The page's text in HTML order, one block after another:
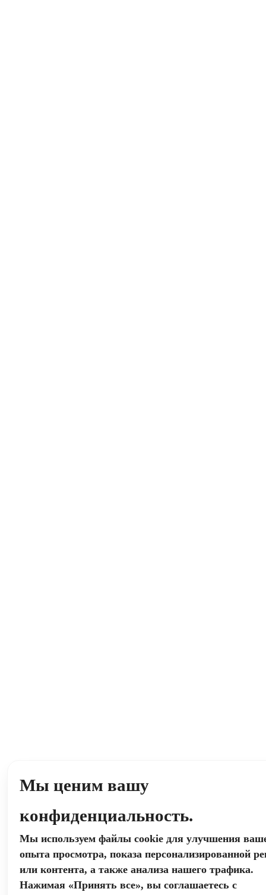
Мы ценим вашу
конфиденциальность.
Мы используем файлы cookie для улучшения
опыта просмотра, показа персонализированной
или контента, а также анализа нашего трафика.
Нажимая «Принять все», вы соглашаетесь с